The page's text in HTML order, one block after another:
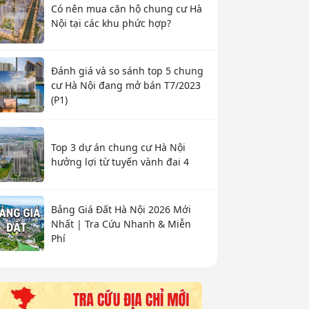
Có nên mua căn hộ chung cư Hà
Nội tại các khu phức hợp?
Đánh giá và so sánh top 5 chung
cư Hà Nội đang mở bán T7/2023
(P1)
Top 3 dự án chung cư Hà Nội
hưởng lợi từ tuyến vành đai 4
Bảng Giá Đất Hà Nội 2026 Mới
Nhất | Tra Cứu Nhanh & Miễn
Phí